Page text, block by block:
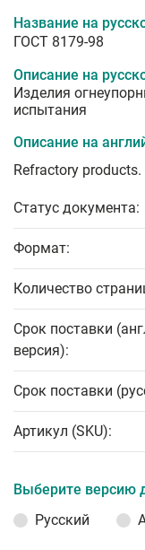
Название на
ГОСТ 8179-98
Описание на
Изделия
испытания
Описание на
Refractory
Статус документа:
Формат:
Количество
Срок поставки
версия):
Срок поставки
Артикул (SKU):
Выберите версию
Русский